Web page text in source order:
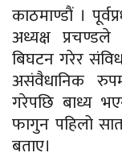
काठमाण्डाैं ।
अध्यक्ष प्रचण्डले
बिघटन गरेर
असंवैधानिक
गरेपछि बाध्य
फागुन पहिलो
बताए।